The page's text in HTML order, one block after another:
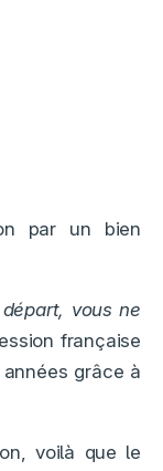
par un bien
vous ne
française
grâce à
voilà que le